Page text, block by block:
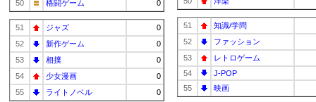
50
格闘ゲーム 0
51 ジャズ
0
52
新作ゲーム
0
53
相撲
0
54
少女漫画
0
55
ライトノベル 0
51
知識/学問
52
ファッション
53
レトロゲーム
54
J-POP
55
映画